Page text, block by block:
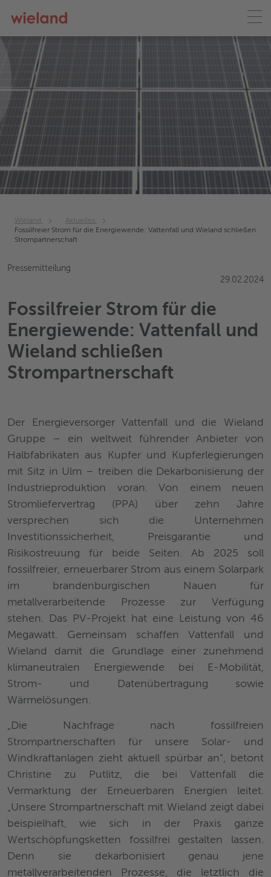
Wieland
Aktuelles
Fossilfreier Strom für die Energiewende: Vattenfall und Wieland schließen
Strompartnerschaft
Pressemitteilung
29.02.2024
Fossilfreier Strom für die
Energiewende: Vattenfall und
Wieland schließen
Strompartnerschaft
Der Energieversorger Vattenfall und die Wieland
Gruppe – ein weltweit führender Anbieter von
Halbfabrikaten aus Kupfer und Kupferlegierungen
mit Sitz in Ulm – treiben die Dekarbonisierung der
Industrieproduktion voran. Von einem neuen
Stromliefervertrag (PPA) über zehn Jahre
versprechen sich die Unternehmen
Investitionssicherheit, Preisgarantie und
Risikostreuung für beide Seiten. Ab 2025 soll
fossilfreier, erneuerbarer Strom aus einem Solarpark
im brandenburgischen Nauen für
metallverarbeitende Prozesse zur Verfügung
stehen. Das PV-Projekt hat eine Leistung von 46
Megawatt. Gemeinsam schaffen Vattenfall und
Wieland damit die Grundlage einer zunehmend
klimaneutralen Energiewende bei E-Mobilität,
Strom- und Datenübertragung sowie
Wärmelösungen.
„Die Nachfrage nach fossilfreien
Strompartnerschaften für unsere Solar- und
Windkraftanlagen zieht aktuell spürbar an“, betont
Christine zu Putlitz, die bei Vattenfall die
Vermarktung der Erneuerbaren Energien leitet.
„Unsere Strompartnerschaft mit Wieland zeigt dabei
beispielhaft, wie sich in der Praxis ganze
Wertschöpfungsketten fossilfrei gestalten lassen.
Denn sie dekarbonisiert genau jene
metallverarbeitenden Prozesse, die letztlich die